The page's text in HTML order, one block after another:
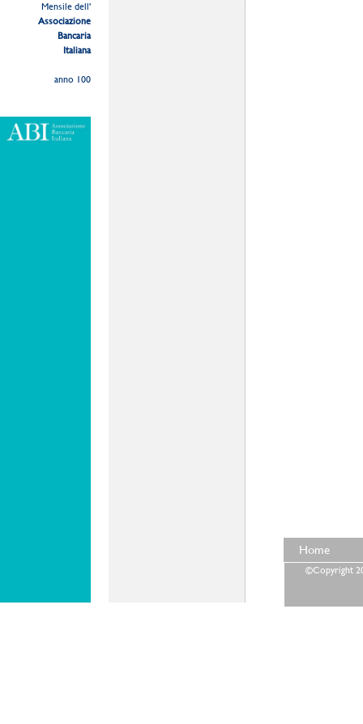
Mensile dell'
Associazione
Bancaria
Italiana
anno 100
Home
©Copyright